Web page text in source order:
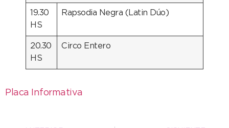
19.30
HS
Rapsodia Negra (Latin Dúo)
20.30
HS
Circo Entero
Placa Informativa